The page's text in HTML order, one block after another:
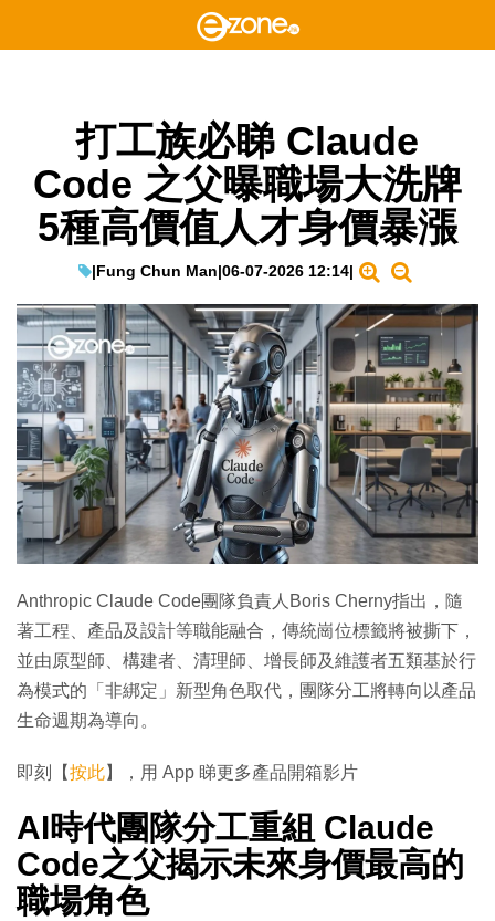
打工族必睇 Claude
Code 之父曝職場大洗牌
5種高價值人才身價暴漲
|Fung Chun Man|06-07-2026 12:14|
Anthropic Claude Code團隊負責人Boris Cherny指出，隨
著工程、產品及設計等職能融合，傳統崗位標籤將被撕下，
並由原型師、構建者、清理師、增長師及維護者五類基於行
為模式的「非綁定」新型角色取代，團隊分工將轉向以產品
生命週期為導向。
即刻【按此】，用 App 睇更多產品開箱影片
AI時代團隊分工重組 Claude
Code之父揭示未來身價最高的
職場角色